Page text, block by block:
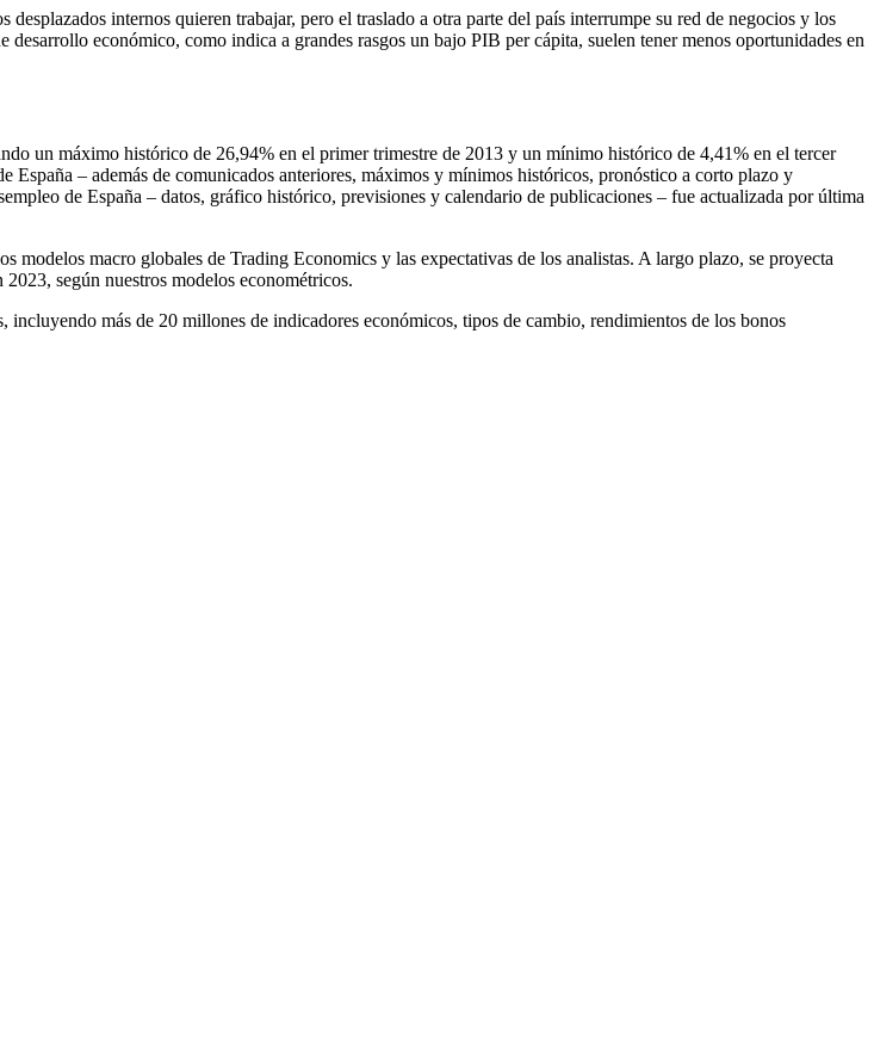
internos quieren trabajar, pero el traslado a otra parte del país interrumpe su red de negocios y los
económico, como indica a grandes rasgos un bajo PIB per cápita, suelen tener menos oportunidades en
un máximo histórico de 26,94% en el primer trimestre de 2013 y un mínimo histórico de 4,41% en el tercer
– además de comunicados anteriores, máximos y mínimos históricos, pronóstico a corto plazo y
de España – datos, gráfico histórico, previsiones y calendario de publicaciones – fue actualizada por última
modelos macro globales de Trading Economics y las expectativas de los analistas. A largo plazo, se proyecta
según nuestros modelos econométricos.
más de 20 millones de indicadores económicos, tipos de cambio, rendimientos de los bonos